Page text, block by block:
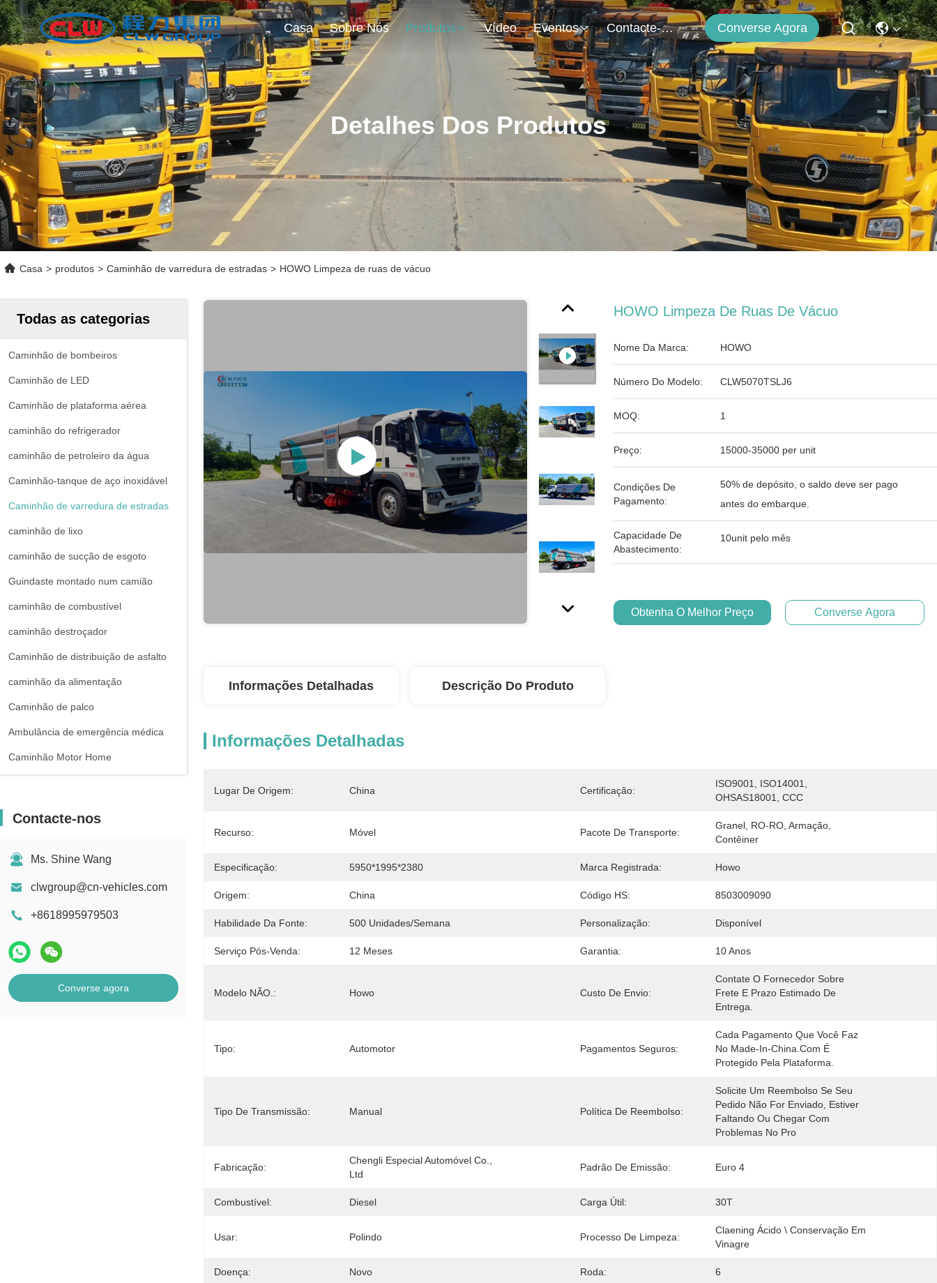
Casa Sobre Nós Produtos Vídeo Eventos Contacte-Nos Converse Agora
Detalhes Dos Produtos
Casa > produtos > Caminhão de varredura de estradas > HOWO Limpeza de ruas de vácuo
Todas as categorias
Caminhão de bombeiros
Caminhão de LED
Caminhão de plataforma aérea
caminhão do refrigerador
caminhão de petroleiro da água
Caminhão-tanque de aço inoxidável
Caminhão de varredura de estradas
caminhão de lixo
caminhão de sucção de esgoto
Guindaste montado num camião
caminhão de combustível
caminhão destroçador
Caminhão de distribuição de asfalto
caminhão da alimentação
Caminhão de palco
Ambulância de emergência médica
Caminhão Motor Home
Contacte-nos
Ms. Shine Wang
clwgroup@cn-vehicles.com
+8618995979503
Converse agora
HOWO Limpeza De Ruas De Vácuo
Nome Da Marca: HOWO
Número Do Modelo: CLW5070TSLJ6
MOQ: 1
Preço: 15000-35000 per unit
Condições De
Pagamento:
50% de depósito, o saldo deve ser pago
antes do embarque.
Capacidade De
Abastecimento:
10unit pelo mês
Obtenha O Melhor Preço Converse Agora
Informações Detalhadas Descrição Do Produto
Informações Detalhadas
Lugar De Origem: China Certificação:
ISO9001, ISO14001,
OHSAS18001, CCC
Recurso: Móvel Pacote De Transporte:
Granel, RO-RO, Armação,
Contêiner
Especificação: 5950*1995*2380 Marca Registrada: Howo
Origem: China Código HS: 8503009090
Habilidade Da Fonte: 500 Unidades/semana Personalização: Disponível
Serviço Pós-Venda: 12 Meses Garantia: 10 Anos
Modelo NÃO.: Howo Custo De Envio:
Contate O Fornecedor Sobre
Frete E Prazo Estimado De
Entrega.
Tipo: Automotor Pagamentos Seguros:
Cada Pagamento Que Você Faz
No Made-In-China.com É
Protegido Pela Plataforma.
Tipo De Transmissão: Manual Política De Reembolso:
Solicite Um Reembolso Se Seu
Pedido Não For Enviado, Estiver
Faltando Ou Chegar Com
Problemas No Pro
Fabricação:
Chengli Especial Automóvel Co.,
Ltd
Padrão De Emissão: Euro 4
Combustível: Diesel Carga Útil: 30T
Usar: Polindo Processo De Limpeza:
Claening Ácido \ Conservação Em
Vinagre
Doença: Novo Roda: 6